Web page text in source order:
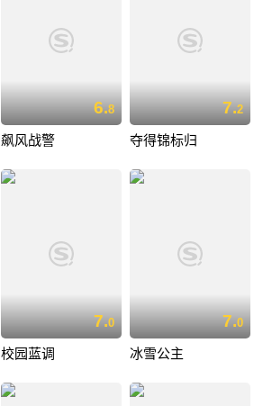
6.8
飙风战警
7.2
夺得锦标归
7.0
校园蓝调
7.0
冰雪公主